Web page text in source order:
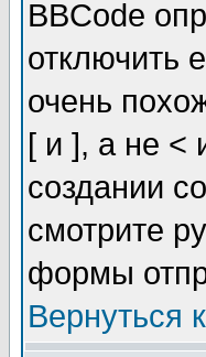
BBCode
отключить
очень
[ и ], а не <
создании
смотрите
формы
Вернуться